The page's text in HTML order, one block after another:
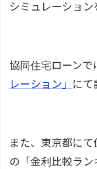
シミュレーション
協同住宅ローンで
レーション」 にて
また、東京都に
の「金利比較ラ